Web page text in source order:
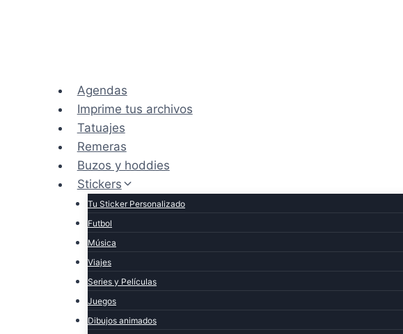
Agendas
Imprime tus archivos
Tatuajes
Remeras
Buzos y hoddies
Stickers
Tu Sticker Personalizado
Futbol
Música
Viajes
Series y Películas
Juegos
Dibujos animados